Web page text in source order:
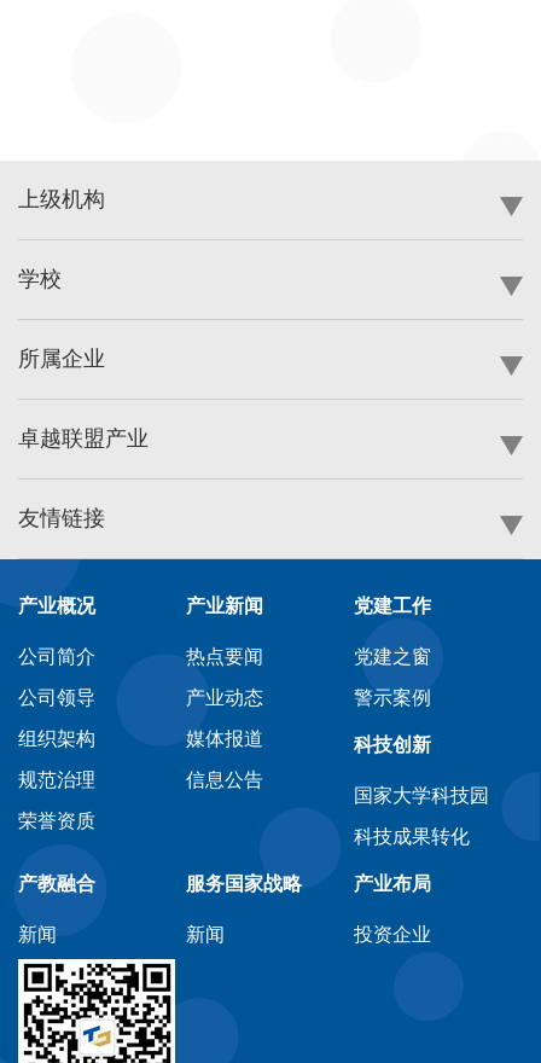
上级机构
学校
所属企业
卓越联盟产业
友情链接
产业概况
公司简介
公司领导
组织架构
规范治理
荣誉资质
产业新闻
热点要闻
产业动态
媒体报道
信息公告
党建工作
党建之窗
警示案例
科技创新
国家大学科技园
科技成果转化
产教融合
新闻
服务国家战略
新闻
产业布局
投资企业